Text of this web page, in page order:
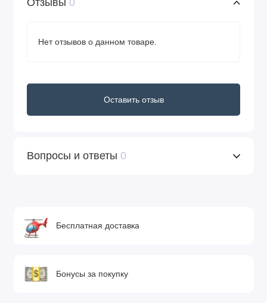
Отзывы 0
Нет отзывов о данном товаре.
Оставить отзыв
Вопросы и ответы 0
Бесплатная доставка
Бонусы за покупку